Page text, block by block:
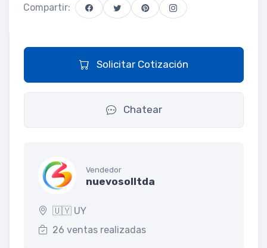
Compartir:
Solicitar Cotización
Chatear
Vendedor
nuevosolltda
🇺🇾 UY
26 ventas realizadas